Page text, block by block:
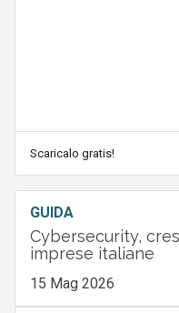
Scaricalo gratis!
GUIDA
Cybersecurity,
imprese italiane
15 Mag 2026